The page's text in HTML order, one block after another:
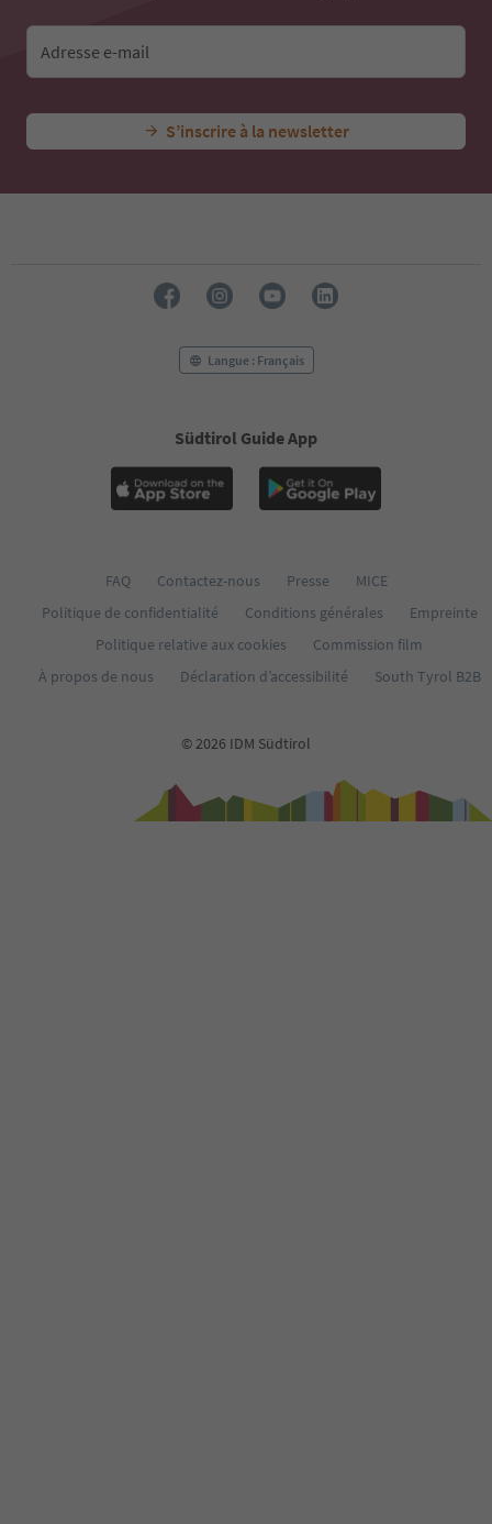
Adresse e-mail
S’inscrire à la newsletter
Langue : Français
Südtirol Guide App
FAQ Contactez-nous Presse
MICE
Politique de confidentialité
Conditions générales
Empreinte
Politique relative aux cookies
Commission film
À propos de nous
Déclaration d’accessibilité South Tyrol B2B
© 2026 IDM Südtirol